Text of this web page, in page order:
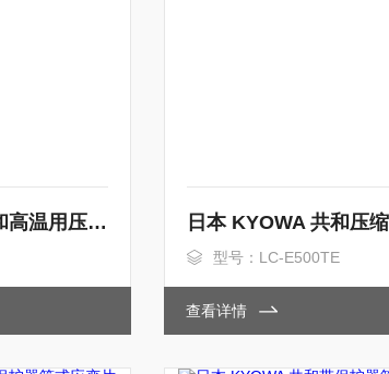
日本 KYOWA 共和高温用压缩型负荷传感器
型号：LC-E500TE
查看详情